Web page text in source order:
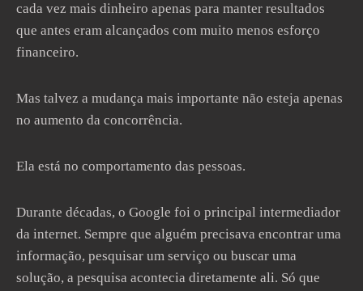
cada vez mais dinheiro apenas para manter resultados
que antes eram alcançados com muito menos esforço
financeiro.
Mas talvez a mudança mais importante não esteja apenas
no aumento da concorrência.
Ela está no comportamento das pessoas.
Durante décadas, o Google foi o principal intermediador
da internet. Sempre que alguém precisava encontrar uma
informação, pesquisar um serviço ou buscar uma
solução, a pesquisa acontecia diretamente ali. Só que